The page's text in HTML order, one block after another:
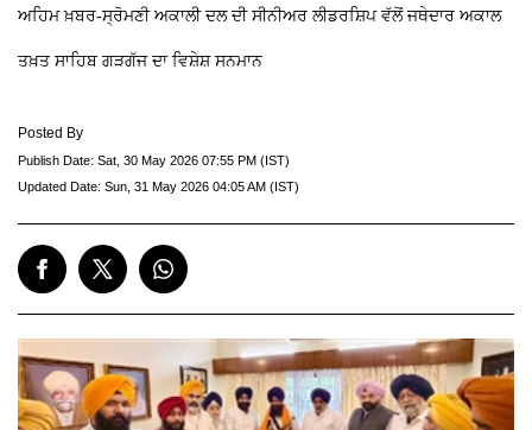
ਅਹਿਮ ਖ਼ਬਰ-ਸ੍ਰੋਮਣੀ ਅਕਾਲੀ ਦਲ ਦੀ ਸੀਨੀਅਰ ਲੀਡਰਸ਼ਿਪ ਵੱਲੋਂ ਜਥੇਦਾਰ ਅਕਾਲ
ਤਖ਼ਤ ਸਾਹਿਬ ਗੜਗੱਜ ਦਾ ਵਿਸ਼ੇਸ਼ ਸਨਮਾਨ
Posted By
Publish Date: Sat, 30 May 2026 07:55 PM (IST)
Updated Date: Sun, 31 May 2026 04:05 AM (IST)